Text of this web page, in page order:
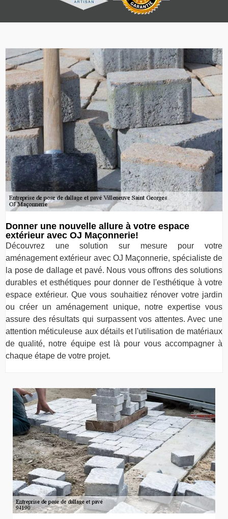
Donner une nouvelle allure à votre espace
extérieur avec OJ Maçonnerie!
Découvrez une solution sur mesure pour votre
aménagement extérieur avec OJ Maçonnerie, spécialiste de
la pose de dallage et pavé. Nous vous offrons des solutions
durables et esthétiques pour donner de l'esthétique à votre
espace extérieur. Que vous souhaitiez rénover votre jardin
ou créer un aménagement unique, notre expertise vous
assure des résultats qui surpassent vos attentes. Avec une
attention méticuleuse aux détails et l'utilisation de matériaux
de qualité, notre équipe est là pour vous accompagner à
chaque étape de votre projet.